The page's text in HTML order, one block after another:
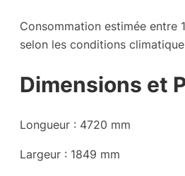
Consommation estimée entre
selon les conditions
Dimensions et
Longueur : 4720 mm
Largeur : 1849 mm